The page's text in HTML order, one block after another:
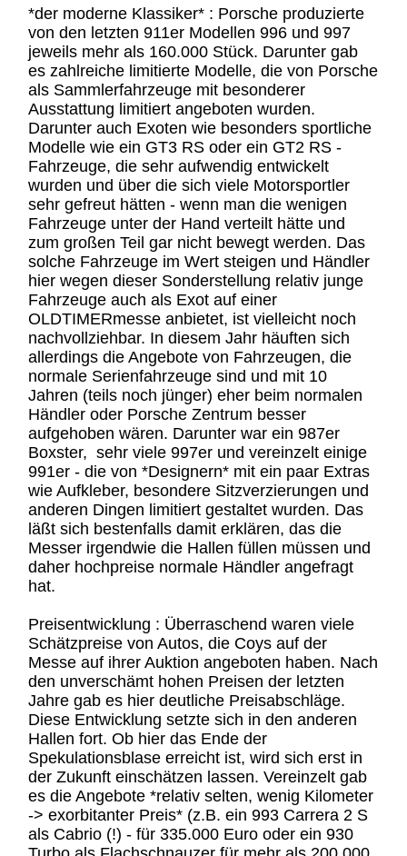
*der moderne Klassiker* : Porsche produzierte
von den letzten 911er Modellen 996 und 997
jeweils mehr als 160.000 Stück. Darunter gab
es zahlreiche limitierte Modelle, die von Porsche
als Sammlerfahrzeuge mit besonderer
Ausstattung limitiert angeboten wurden.
Darunter auch Exoten wie besonders sportliche
Modelle wie ein GT3 RS oder ein GT2 RS -
Fahrzeuge, die sehr aufwendig entwickelt
wurden und über die sich viele Motorsportler
sehr gefreut hätten - wenn man die wenigen
Fahrzeuge unter der Hand verteilt hätte und
zum großen Teil gar nicht bewegt werden. Das
solche Fahrzeuge im Wert steigen und Händler
hier wegen dieser Sonderstellung relativ junge
Fahrzeuge auch als Exot auf einer
OLDTIMERmesse anbietet, ist vielleicht noch
nachvollziehbar. In diesem Jahr häuften sich
allerdings die Angebote von Fahrzeugen, die
normale Serienfahrzeuge sind und mit 10
Jahren (teils noch jünger) eher beim normalen
Händler oder Porsche Zentrum besser
aufgehoben wären. Darunter war ein 987er
Boxster, sehr viele 997er und vereinzelt einige
991er - die von *Designern* mit ein paar Extras
wie Aufkleber, besondere Sitzverzierungen und
anderen Dingen limitiert gestaltet wurden. Das
läßt sich bestenfalls damit erklären, das die
Messer irgendwie die Hallen füllen müssen und
daher hochpreise normale Händler angefragt
hat.
Preisentwicklung : Überraschend waren viele
Schätzpreise von Autos, die Coys auf der
Messe auf ihrer Auktion angeboten haben. Nach
den unverschämt hohen Preisen der letzten
Jahre gab es hier deutliche Preisabschläge.
Diese Entwicklung setzte sich in den anderen
Hallen fort. Ob hier das Ende der
Spekulationsblase erreicht ist, wird sich erst in
der Zukunft einschätzen lassen. Vereinzelt gab
es die Angebote *relativ selten, wenig Kilometer
-> exorbitanter Preis* (z.B. ein 993 Carrera 2 S
als Cabrio (!) - für 335.000 Euro oder ein 930